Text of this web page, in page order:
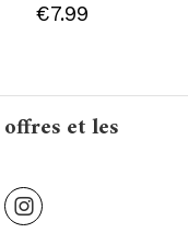
€7.99
et les